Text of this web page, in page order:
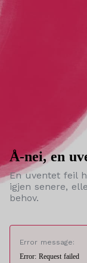
Å-nei, en
En uventet feil
igjen senere,
behov.
Error message:
Error: Request failed